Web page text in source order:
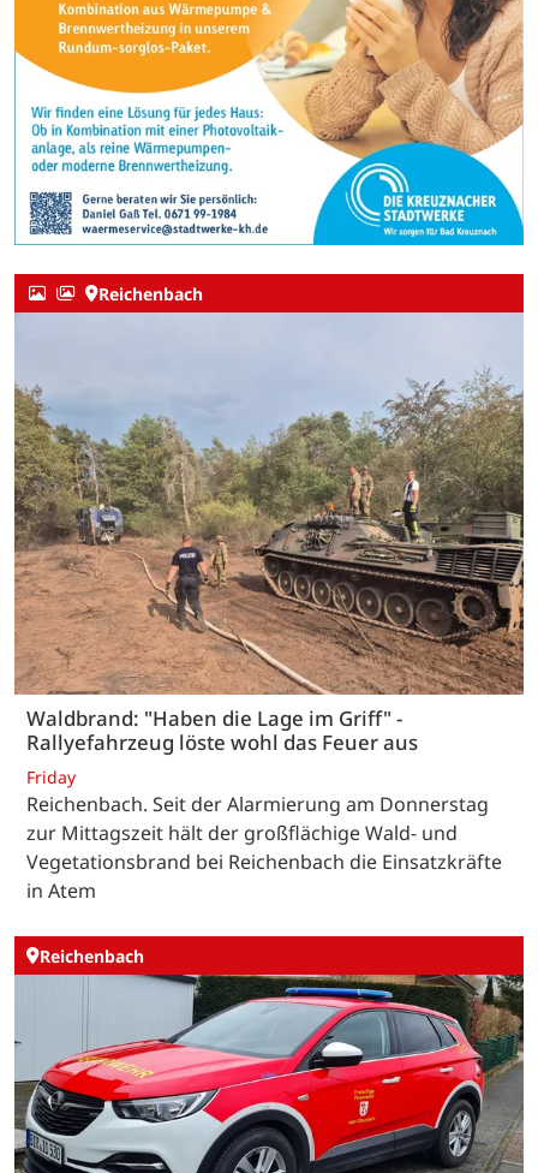
Reichenbach
Waldbrand: "Haben die Lage im Griff" -
Rallyefahrzeug löste wohl das Feuer aus
Friday
Reichenbach. Seit der Alarmierung am Donnerstag
zur Mittagszeit hält der großflächige Wald- und
Vegetationsbrand bei Reichenbach die Einsatzkräfte
in Atem
Reichenbach